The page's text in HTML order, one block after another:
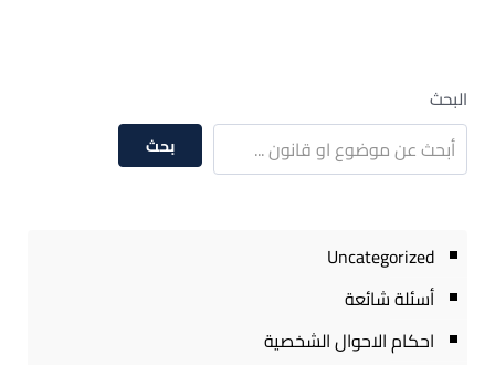
البحث
بحث
Uncategorized
أسئلة شائعة
احكام الاحوال الشخصية